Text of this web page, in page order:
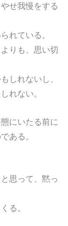
せ我慢をする
ている。
りも、思い切
れないし、
ない。
にいたる前に
る。
思って、黙っ
る。